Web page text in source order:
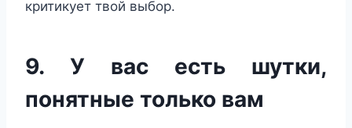
критикует твой выбор.
9. У вас есть шутки,
понятные только вам